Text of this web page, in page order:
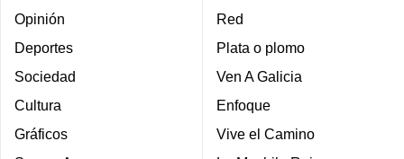
Opinión
Deportes
Sociedad
Cultura
Gráficos
Red
Plata o plomo
Ven A Galicia
Enfoque
Vive el Camino